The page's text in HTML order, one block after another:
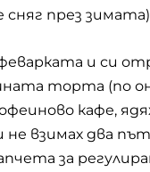
сняг през зимата
и си
торта (по
кафе,
не взимах два
за